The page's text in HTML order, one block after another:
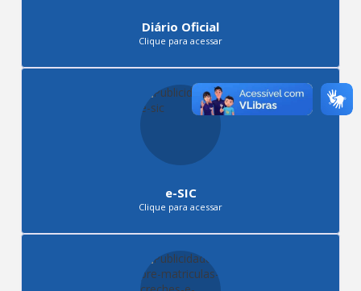
Diário Oficial
Clique para acessar
e-SIC
Clique para acessar